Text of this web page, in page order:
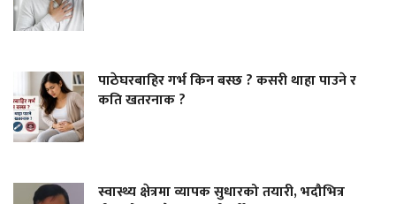
पाठेघरबाहिर गर्भ किन बस्छ ? कसरी थाहा पाउने र
कति खतरनाक ?
स्वास्थ्य क्षेत्रमा व्यापक सुधारको तयारी, भदौभित्र